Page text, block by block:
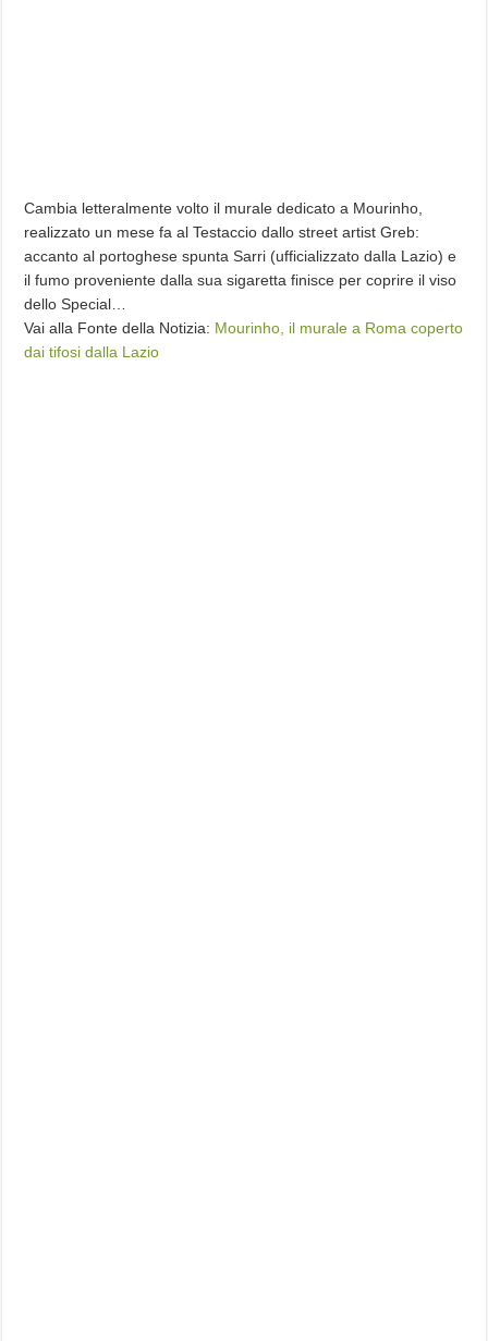
Cambia letteralmente volto il murale dedicato a Mourinho,
realizzato un mese fa al Testaccio dallo street artist Greb:
accanto al portoghese spunta Sarri (ufficializzato dalla Lazio) e
il fumo proveniente dalla sua sigaretta finisce per coprire il viso
dello Special…
Vai alla Fonte della Notizia: Mourinho, il murale a Roma coperto
dai tifosi dalla Lazio